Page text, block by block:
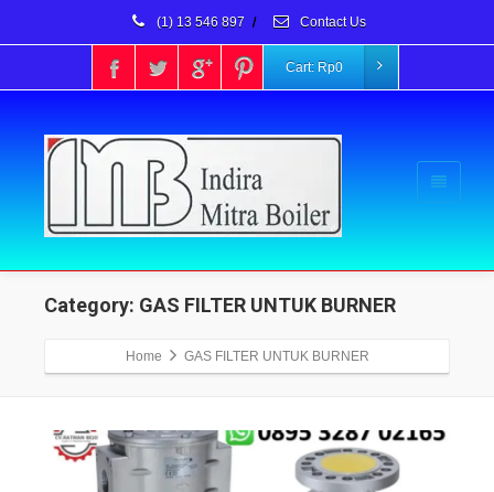
(1) 13 546 897 / Contact Us
Cart: Rp0
Category: GAS FILTER UNTUK BURNER
Home GAS FILTER UNTUK BURNER